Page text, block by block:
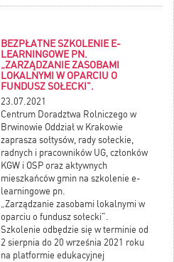
BEZPŁATNE SZKOLENIE E-
LEARNINGOWE PN.
„ZARZĄDZANIE ZASOBAMI
LOKALNYMI W OPARCIU O
FUNDUSZ SOŁECKI".
23.07.2021
Centrum Doradztwa Rolniczego w
Brwinowie Oddział w Krakowie
zaprasza sołtysów, rady sołeckie,
radnych i pracowników UG, członków
KGW i OSP oraz aktywnych
mieszkańców gmin na szkolenie e-
learningowe pn.
„Zarządzanie zasobami lokalnymi w
oparciu o fundusz sołecki".
Szkolenie odbędzie się w terminie od
2 sierpnia do 20 września 2021 roku
na platformie edukacyjnej